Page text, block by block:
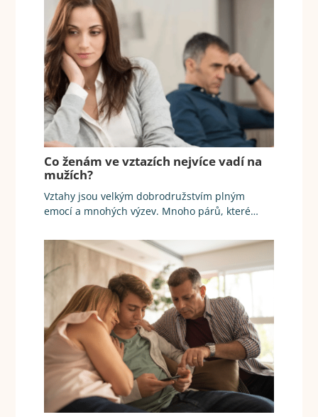
Co ženám ve vztazích nejvíce vadí na
mužích?
Vztahy jsou velkým dobrodružstvím plným
emocí a mnohých výzev. Mnoho párů, které…